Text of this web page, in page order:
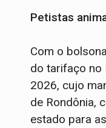
Petistas
Com o
do tarifaço no
2026, cujo
de Rondônia,
estado para